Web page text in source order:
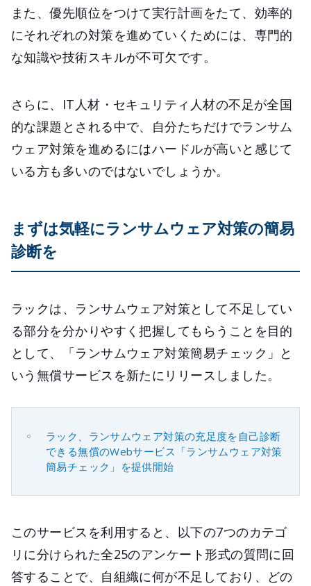
また、優先順位をつけて実行計画をたて、効率的
にそれぞれの対策を進めていくためには、専門的
な知識や技術スキルが不可欠です。
さらに、IT人材・セキュリティ人材の不足が全国
的な課題とされる中で、自分たちだけでランサム
ウェア対策を進めるにはハードルが高いと感じて
いる方も多いのではないでしょうか。
まずは気軽にランサムウェア対策の簡易
診断を
ラックは、ランサムウェア対策として不足してい
る部分を分かりやすく把握してもらうことを目的
として、「ランサムウェア対策簡易チェック」と
いう無償サービスを新たにリリースしました。
ラック、ランサムウェア対策の充足度を自己診断
できる無償のWebサービス「ランサムウェア対策
簡易チェック」を提供開始
このサービスを利用すると、以下の7つのカテゴ
リに分けられた全25のアンケート形式の質問に回
答することで、自組織に何が不足しており、どの